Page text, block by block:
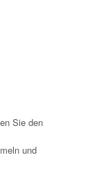
Sie den
und